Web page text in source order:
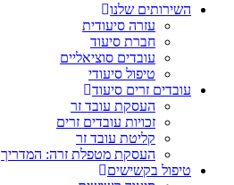
השירותים שלנו
עזרה סיעודית
חברת סיעוד
עובדים סוציאליים
טיפול סיעודי
עובדים זרים סיעוד
העסקת עובד זר
זכויות עובדים זרים
קליטת עובד זר
העסקת מטפלת זרה: המדריך
טיפול בקשישים